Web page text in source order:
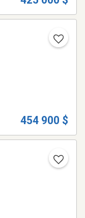
454 900 $